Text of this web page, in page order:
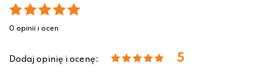
0 opinii i ocen
Dodaj opinię i ocenę: 5